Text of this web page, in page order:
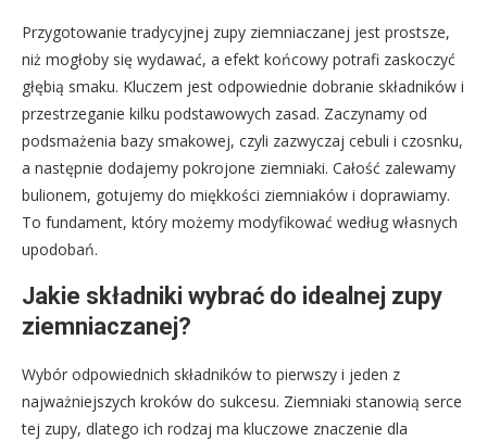
Przygotowanie tradycyjnej zupy ziemniaczanej jest prostsze,
niż mogłoby się wydawać, a efekt końcowy potrafi zaskoczyć
głębią smaku. Kluczem jest odpowiednie dobranie składników i
przestrzeganie kilku podstawowych zasad. Zaczynamy od
podsmażenia bazy smakowej, czyli zazwyczaj cebuli i czosnku,
a następnie dodajemy pokrojone ziemniaki. Całość zalewamy
bulionem, gotujemy do miękkości ziemniaków i doprawiamy.
To fundament, który możemy modyfikować według własnych
upodobań.
Jakie składniki wybrać do idealnej zupy
ziemniaczanej?
Wybór odpowiednich składników to pierwszy i jeden z
najważniejszych kroków do sukcesu. Ziemniaki stanowią serce
tej zupy, dlatego ich rodzaj ma kluczowe znaczenie dla